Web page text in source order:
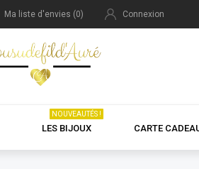
Ma liste d'envies (0) Connexion
LES BIJOUX
NOUVEAUTÉS !
CARTE